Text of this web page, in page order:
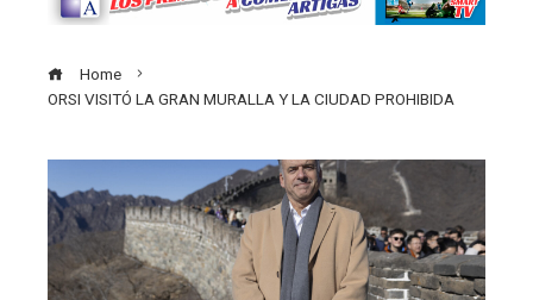
Home
ORSI VISITÓ LA GRAN MURALLA Y LA CIUDAD PROHIBIDA